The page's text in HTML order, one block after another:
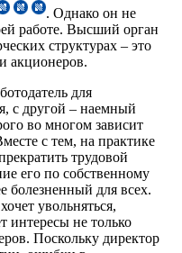
. Однако он не
работе. Высший орган
структурах – это
акционеров.
для
с другой – наемный
во многом зависит
с тем, на практике
трудовой
его по собственному
болезненный для всех.
увольняться,
интересы не только
Поскольку директор